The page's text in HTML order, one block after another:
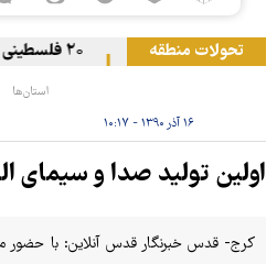
تحولات منطقه
حمله یمن به آرامکو ۲۰ فلسطینی در حملات صهیونیست‌ها و شهرک‌نشینان در کرانه باختری زخمی شدند
استان‌ها
۱۶ آذر ۱۳۹۰ - ۱۰:۱۷
اولین تولید صدا و سیمای
کرج- قدس خبرنگار قدس آنلاین: با حضور